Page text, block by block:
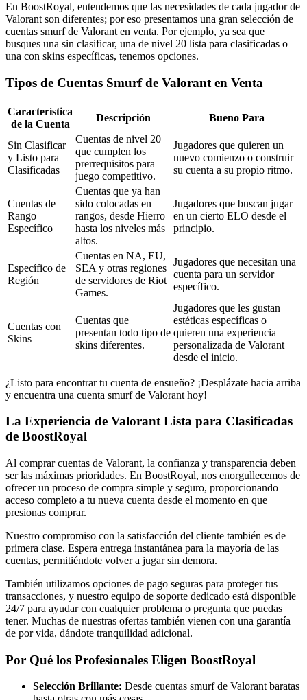
En BoostRoyal, entendemos que las necesidades de cada jugador de
Valorant son diferentes; por eso presentamos una gran selección de
cuentas smurf de Valorant en venta. Por ejemplo, ya sea que
busques una sin clasificar, una de nivel 20 lista para clasificadas o
una con skins específicas, tenemos opciones.
Tipos de Cuentas Smurf de Valorant en Venta
Característica
de la Cuenta
Descripción Bueno Para
Sin Clasificar
y Listo para
Clasificadas
Cuentas de nivel 20
que cumplen los
prerrequisitos para
juego competitivo.
Jugadores que quieren un
nuevo comienzo o construir
su cuenta a su propio ritmo.
Cuentas de
Rango
Específico
Cuentas que ya han
sido colocadas en
rangos, desde Hierro
hasta los niveles más
altos.
Jugadores que buscan jugar
en un cierto ELO desde el
principio.
Específico de
Región
Cuentas en NA, EU,
SEA y otras regiones
de servidores de Riot
Games.
Jugadores que necesitan una
cuenta para un servidor
específico.
Cuentas con
Skins
Cuentas que
presentan todo tipo de
skins diferentes.
Jugadores que les gustan
estéticas específicas o
quieren una experiencia
personalizada de Valorant
desde el inicio.
¿Listo para encontrar tu cuenta de ensueño? ¡Desplázate hacia arriba
y encuentra una cuenta smurf de Valorant hoy!
La Experiencia de Valorant Lista para Clasificadas
de BoostRoyal
Al comprar cuentas de Valorant, la confianza y transparencia deben
ser las máximas prioridades. En BoostRoyal, nos enorgullecemos de
ofrecer un proceso de compra simple y seguro, proporcionando
acceso completo a tu nueva cuenta desde el momento en que
presionas comprar.
Nuestro compromiso con la satisfacción del cliente también es de
primera clase. Espera entrega instantánea para la mayoría de las
cuentas, permitiéndote volver a jugar sin demora.
También utilizamos opciones de pago seguras para proteger tus
transacciones, y nuestro equipo de soporte dedicado está disponible
24/7 para ayudar con cualquier problema o pregunta que puedas
tener. Muchas de nuestras ofertas también vienen con una garantía
de por vida, dándote tranquilidad adicional.
Por Qué los Profesionales Eligen BoostRoyal
Selección Brillante: Desde cuentas smurf de Valorant baratas